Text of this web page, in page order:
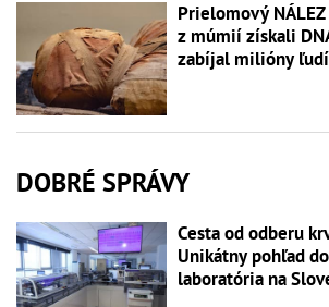
Prielomový
z múmií získali
zabíjal milióny ľudí
DOBRÉ SPRÁVY
Cesta od odberu
Unikátny pohľad
laboratória na